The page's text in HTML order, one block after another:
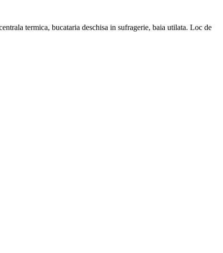
termica, bucataria deschisa in sufragerie, baia utilata. Loc de